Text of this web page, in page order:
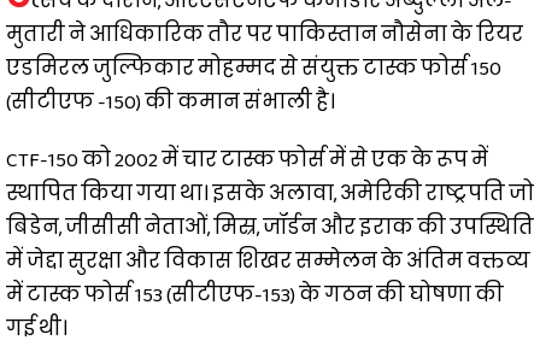
मुतारी ने आधिकारिक तौर पर पाकिस्तान नौसेना के रियर
एडमिरल जुल्फिकार मोहम्मद से संयुक्त टास्क फोर्स 150
(सीटीएफ -150) की कमान संभाली है।
CTF-150 को 2002 में चार टास्क फोर्स में से एक के रूप में
स्थापित किया गया था। इसके अलावा, अमेरिकी राष्ट्रपति जो
बिडेन, जीसीसी नेताओं, मिस्र, जॉर्डन और इराक की उपस्थिति
में जेद्दा सुरक्षा और विकास शिखर सम्मेलन के अंतिम वक्तव्य
में टास्क फोर्स 153 (सीटीएफ-153) के गठन की घोषणा की
गई थी।